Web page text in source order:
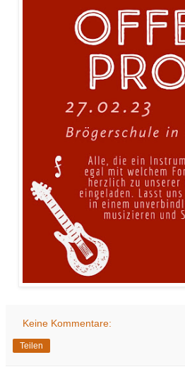
Keine Kommentare:
Teilen